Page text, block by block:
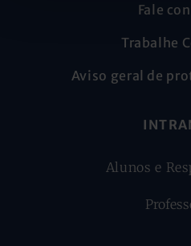
Fale
Trabalhe
Aviso geral de
Alunos e